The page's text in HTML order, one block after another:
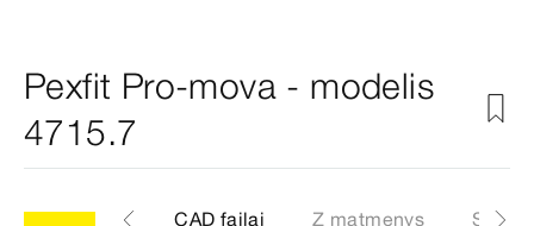
Pexfit Pro-mova - modelis
4715.7
Artikulas CAD failai Z matmenys